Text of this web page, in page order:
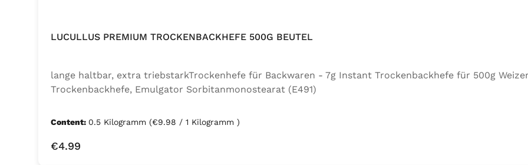
LUCULLUS PREMIUM TROCKENBACKHEFE 500G BEUTEL
lange haltbar, extra triebstarkTrockenhefe für Backwaren - 7g Instant Trockenbackhefe für 500g
Trockenbackhefe, Emulgator Sorbitanmonostearat (E491)
Content: 0.5 Kilogramm (€9.98 / 1 Kilogramm )
Regular price:
€4.99